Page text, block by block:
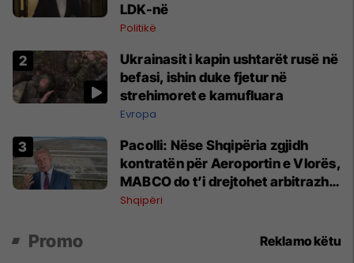
LDK-në
Politikë
Ukrainasit i kapin ushtarët rusë në
befasi, ishin duke fjetur në
strehimoret e kamufluara
Evropa
Pacolli: Nëse Shqipëria zgjidh
kontratën për Aeroportin e Vlorës,
MABCO do t’i drejtohet arbitrazhit
ndërkombëtar
Shqipëri
Promo Reklamo këtu